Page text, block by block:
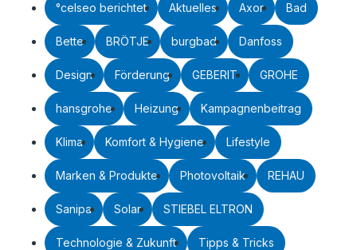
°celseo berichtet Aktuelles Axor Bad
Bette BRÖTJE burgbad Danfoss
Design Förderung GEBERIT GROHE
hansgrohe Heizung Kampagnenbeitrag
Klima Komfort & Hygiene Lifestyle
Marken & Produkte Photovoltaik REHAU
Sanipa Solar STIEBEL ELTRON
Technologie & Zukunft Tipps & Tricks